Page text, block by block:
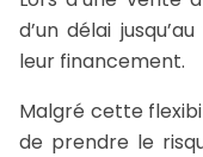
d’un délai
leur financement.
Malgré cette
de prendre le